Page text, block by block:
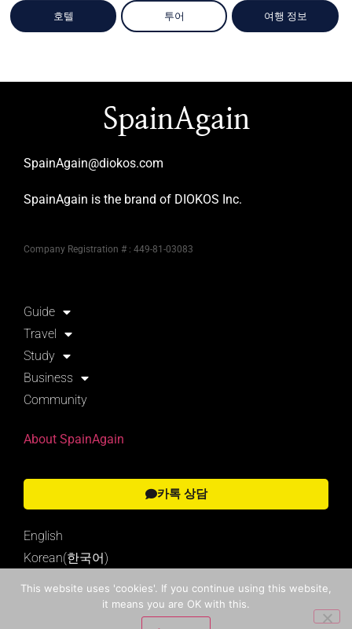
호텔 투어 여행 정보
SpainAgain
SpainAgain@diokos.com
SpainAgain is the brand of DIOKOS Inc.
Company Registration # : 449-81-03083
Guide
Travel
Study
Business
Community
About SpainAgain
카톡 상담
English
Korean(한국어)
This website uses 'cookies'. If you continue using this website,
it means you are OK with this.